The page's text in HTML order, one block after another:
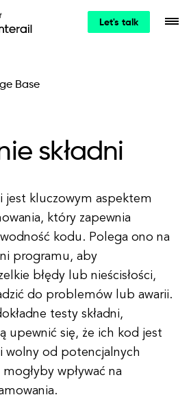
Let's talk
Base
składni
jest kluczowym aspektem
który zapewnia
kodu. Polega ono na
programu, aby
błędy lub nieścisłości,
do problemów lub awarii.
testy składni,
upewnić się, że ich kod jest
wolny od potencjalnych
wpływać na